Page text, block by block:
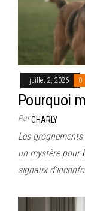
juillet 2, 2026 0
Pourquoi
ParCHARLY
Les
un mystère pour
signaux